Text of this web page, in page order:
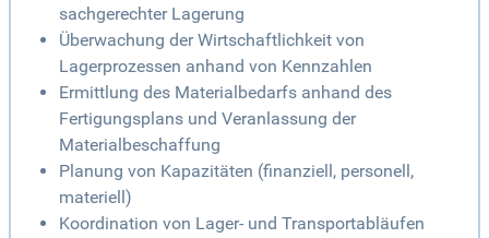
sachgerechter Lagerung
Überwachung der Wirtschaftlichkeit von
Lagerprozessen anhand von Kennzahlen
Ermittlung des Materialbedarfs anhand des
Fertigungsplans und Veranlassung der
Materialbeschaffung
Planung von Kapazitäten (finanziell, personell,
materiell)
Koordination von Lager- und Transportabläufen